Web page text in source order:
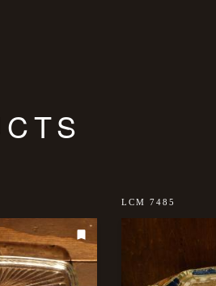
LCM 7485